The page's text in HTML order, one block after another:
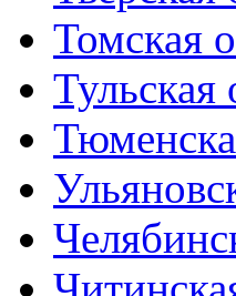
Томская
Тульская